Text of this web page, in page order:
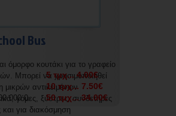
Bus
όμορφο κουτάκι για το γραφείο
Μπορεί να χρησιμοποιηθεί
μικρών αντικειμένων
γόμες, ξύστρες, συνδετήρες
για διακόσμηση
5 τμχ... 4.00€
10 τμχ... 7.50€
50 τμχ... 34.00€
000 0